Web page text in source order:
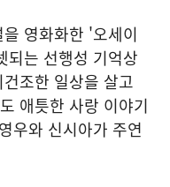
영화화한 '오세이
되는 선행성 기억상
조한 일상을 살고
애틋한 사랑 이야기
우와 신시아가 주연